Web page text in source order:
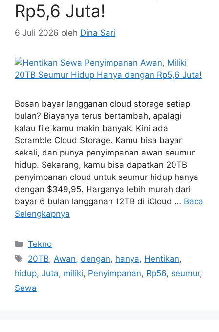
Rp5,6 Juta!
6 Juli 2026 oleh Dina Sari
Bosan bayar langganan cloud storage setiap
bulan? Biayanya terus bertambah, apalagi
kalau file kamu makin banyak. Kini ada
Scramble Cloud Storage. Kamu bisa bayar
sekali, dan punya penyimpanan awan seumur
hidup. Sekarang, kamu bisa dapatkan 20TB
penyimpanan cloud untuk seumur hidup hanya
dengan $349,95. Harganya lebih murah dari
bayar 6 bulan langganan 12TB di iCloud … Baca
Selengkapnya
Kategori
Tekno
Tag
20TB, Awan, dengan, hanya, Hentikan,
hidup, Juta, miliki, Penyimpanan, Rp56, seumur,
Sewa